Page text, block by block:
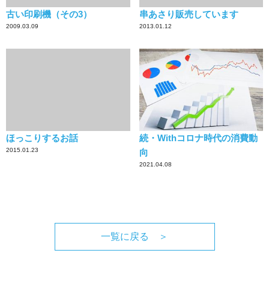
古い印刷機（その3）
2009.03.09
串あさり販売しています
2013.01.12
ほっこりするお話
2015.01.23
続・Withコロナ時代の消費動
向
2021.04.08
一覧に戻る ＞